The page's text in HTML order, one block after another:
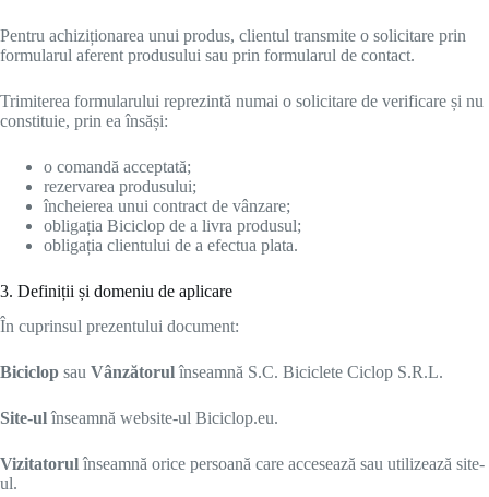
Pentru achiziționarea unui produs, clientul transmite o solicitare prin
formularul aferent produsului sau prin formularul de contact.
Trimiterea formularului reprezintă numai o solicitare de verificare și nu
constituie, prin ea însăși:
o comandă acceptată;
rezervarea produsului;
încheierea unui contract de vânzare;
obligația Biciclop de a livra produsul;
obligația clientului de a efectua plata.
3. Definiții și domeniu de aplicare
În cuprinsul prezentului document:
Biciclop sau Vânzătorulînseamnă S.C. Biciclete Ciclop S.R.L.
Site-ulînseamnă website-ul Biciclop.eu.
Vizitatorulînseamnă orice persoană care accesează sau utilizează site-
ul.